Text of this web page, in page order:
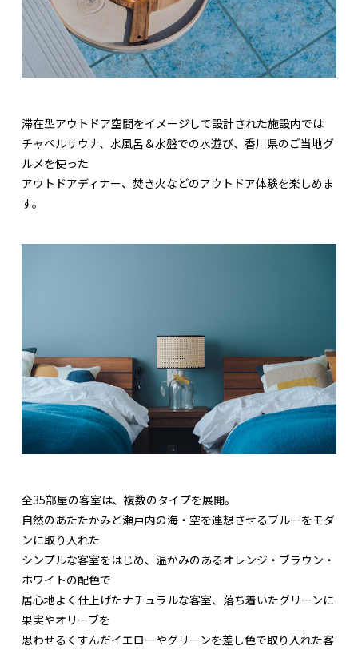
滞在型アウトドア空間をイメージして設計された施設内では
チャペルサウナ、水風呂＆水盤での水遊び、香川県のご当地グ
ルメを使った
アウトドアディナー、焚き火などのアウトドア体験を楽しめま
す。
全35部屋の客室は、複数のタイプを展開。
自然のあたたかみと瀬戸内の海・空を連想させるブルーをモダ
ンに取り入れた
シンプルな客室をはじめ、温かみのあるオレンジ・ブラウン・
ホワイトの配色で
居心地よく仕上げたナチュラルな客室、落ち着いたグリーンに
果実やオリーブを
思わせるくすんだイエローやグリーンを差し色で取り入れた客